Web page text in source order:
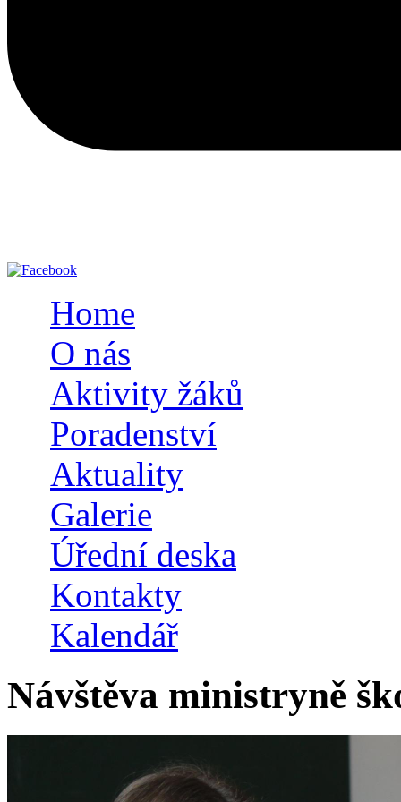
Home
O nás
Aktivity žáků
Poradenství
Aktuality
Galerie
Úřední deska
Kontakty
Kalendář
Návštěva ministryně